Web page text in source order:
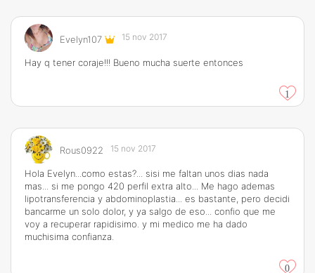
Evelyn107 15 nov 2017
Hay q tener coraje!!! Bueno mucha suerte entonces
1
Rous0922 15 nov 2017
Hola Evelyn...como estas?... sisi me faltan unos dias nada
mas... si me pongo 420 perfil extra alto... Me hago ademas
lipotransferencia y abdominoplastia... es bastante, pero decidi
bancarme un solo dolor, y ya salgo de eso... confio que me
voy a recuperar rapidisimo. y mi medico me ha dado
muchisima confianza.
0